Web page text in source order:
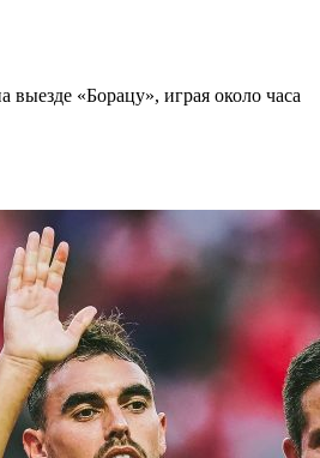
«Борацу», играя около часа